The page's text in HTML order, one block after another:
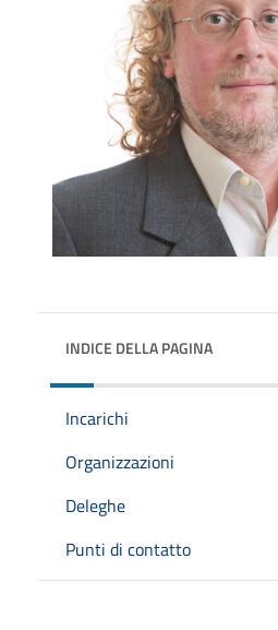
INDICE DELLA PAGINA
Incarichi
Organizzazioni
Deleghe
Punti di contatto